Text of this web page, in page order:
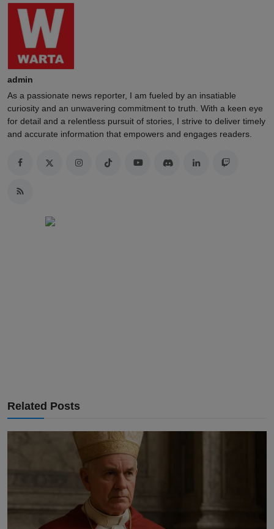
admin
As a passionate news reporter, I am fueled by an insatiable
curiosity and an unwavering commitment to truth. With a keen eye
for detail and a relentless pursuit of stories, I strive to deliver timely
and accurate information that empowers and engages readers.
Related Posts